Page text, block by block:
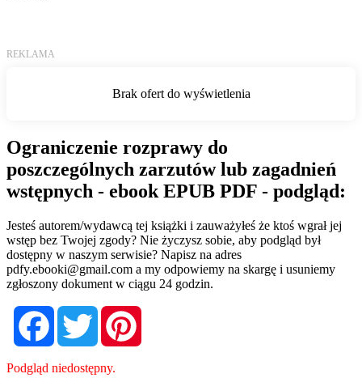
Ograniczenie rozprawy do
poszczególnych zarzutów lub zagadnień
wstępnych - ebook EPUB PDF - podgląd:
Jesteś autorem/wydawcą tej książki i zauważyłeś że ktoś wgrał jej
wstęp bez Twojej zgody? Nie życzysz sobie, aby podgląd był
dostępny w naszym serwisie? Napisz na adres
pdfy.ebooki@gmail.com a my odpowiemy na skargę i usuniemy
zgłoszony dokument w ciągu 24 godzin.
FacebookTwitter
Podgląd niedostępny.